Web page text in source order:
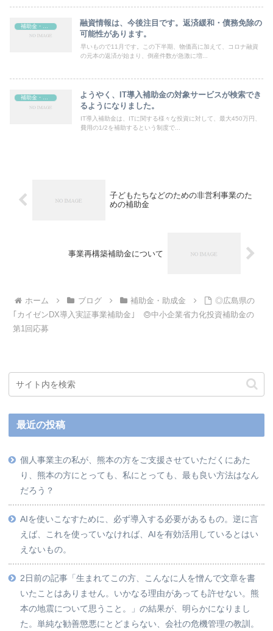
融資情報は、今後注目です。返済緩和・債務免除の
可能性があります。
早いもので11月です。この下半期、物価高に加えて、コロナ融資
の元本の返済が始まり、倒産件数が急激に増...
補助金・助成金
ようやく、IT導入補助金の対象サービスが検索でき
るようになりました。
IT導入補助金は、ITに関する様々な投資に対して、最大450万円、
費用の1/2を補助するという制度で...
子どもたちなどのための非営利事業のた
めの補助金
事業再構築補助金について
ホーム ブログ 補助金・助成金
◎広島県の
｢カイゼンDX導入実証事業補助金｣ ◎中小企業省力化投資補助金の
第1回応募
最近の投稿
個人事業主の私が、熊本の方をご支援させていただくにあた
り、熊本の方にとっても、私にとっても、最も良い方法はなん
だろう？
AIを使いこなすために、必ず導入する必要があるもの。逆に言
えば、これを使っていなければ、AIを有効活用しているとはい
えないもの。
2日前の記事「生まれてこの方、こんなに人を憎んで文章を書
いたことはありません。いかなる理由があっても許せない。熊
本の地震について思うこと。」の結果が、明らかになりまし
た。単純な勧善懲悪にとどまらない、会社の危機管理の教訓。